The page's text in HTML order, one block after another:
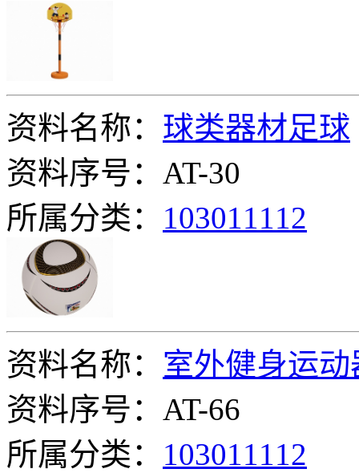
资料名称： 球类器材足球
资料序号：AT-30
所属分类： 103011112
资料名称： 室外健身运动
资料序号：AT-66
所属分类： 103011112